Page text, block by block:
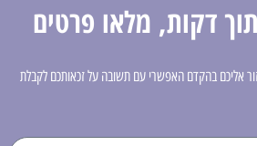
דקות, מלאו פרטים
אליכם בהקדם האפשרי עם תשובה על זכאותכם לקבלת